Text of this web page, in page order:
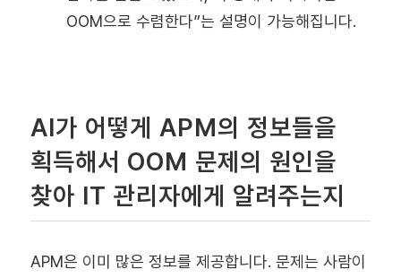
OOM으로 수렴한다”는 설명이 가능해집니다.
AI가 어떻게 APM의 정보들을
획득해서 OOM 문제의 원인을
찾아 IT 관리자에게 알려주는지
APM은 이미 많은 정보를 제공합니다. 문제는 사람이